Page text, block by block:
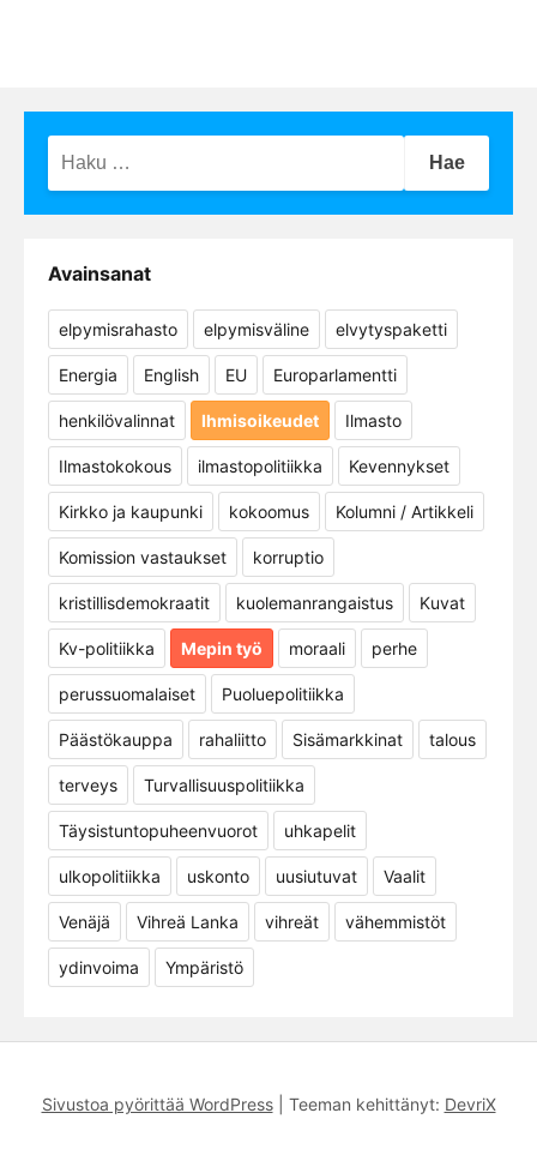
Avainsanat
elpymisrahasto elpymisväline elvytyspaketti
Energia English EU Europarlamentti
henkilövalinnat Ihmisoikeudet Ilmasto
Ilmastokokous ilmastopolitiikka Kevennykset
Kirkko ja kaupunki kokoomus Kolumni / Artikkeli
Komission vastaukset korruptio
kristillisdemokraatit kuolemanrangaistus Kuvat
Kv-politiikka Mepin työ moraali perhe
perussuomalaiset Puoluepolitiikka
Päästökauppa rahaliitto Sisämarkkinat talous
terveys Turvallisuuspolitiikka
Täysistuntopuheenvuorot uhkapelit
ulkopolitiikka uskonto uusiutuvat Vaalit
Venäjä Vihreä Lanka vihreät vähemmistöt
ydinvoima Ympäristö
Sivustoa pyörittää WordPress Teeman kehittänyt: DevriX